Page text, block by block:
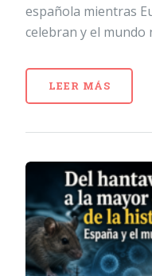
española mientras
celebran y el mundo
LEER MÁS